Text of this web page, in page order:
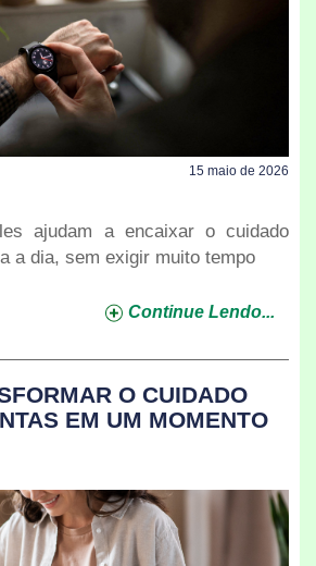
15 maio de 2026
ajudam a encaixar o cuidado
a dia, sem exigir muito tempo
Continue Lendo...
O CUIDADO
EM UM MOMENTO